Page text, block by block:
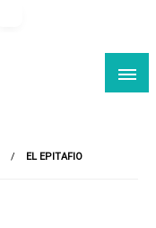
EL EPITAFIO